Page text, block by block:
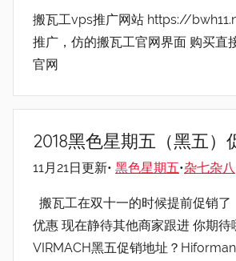
搬瓦工vps推广网站 https://
推广，仿的搬瓦工官网界面 购买直
官网
2018黑色星期五（黑五）
11月21日更新• 黑色星期五•杂七杂八
搬瓦工在双十一的时候提前促销了
优惠 现在静待其他商家跟进 你期待
VIRMACH黑五促销地址？